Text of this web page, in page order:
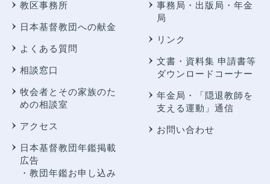
教区事務所
日本基督教団への献金
よくある質問
相談窓口
牧会者とその家族のた
めの相談室
アクセス
日本基督教団年鑑掲載
広告
・教団年鑑お申し込み
事務局・出版局・年金
局
リンク
文書・資料集 申請書等
ダウンロードコーナー
年金局・
「隠退教師を
支える運動」通信
お問い合わせ